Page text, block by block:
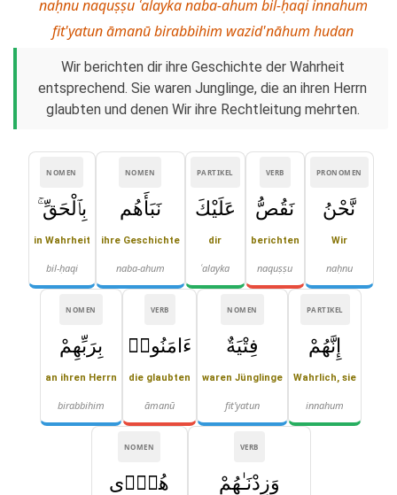
naḥnu naquṣṣu ʿalayka naba-ahum bil-ḥaqi innahum
fit'yatun āmanū birabbihim wazid'nāhum hudan
Wir berichten dir ihre Geschichte der Wahrheit
entsprechend. Sie waren Junglinge, die an ihren Herrn
glaubten und denen Wir ihre Rechtleitung mehrten.
PRONOMEN
نَّحْنُ
Wir
naḥnu
VERB
نَقُصُّ
berichten
naquṣṣu
PARTIKEL
عَلَيْكَ
dir
ʿalayka
NOMEN
نَبَأَهُم
ihre Geschichte
naba-ahum
NOMEN
بِٱلْحَقِّ ۚ
in Wahrheit
bil-ḥaqi
PARTIKEL
إِنَّهُمْ
Wahrlich, sie
innahum
NOMEN
فِتْيَةٌ
waren Jünglinge
fit'yatun
VERB
ءَامَنُوا۟
die glaubten
āmanū
NOMEN
بِرَبِّهِمْ
an ihren Herrn
birabbihim
VERB
وَزِدْنَـٰهُمْ
NOMEN
هُدًۭى